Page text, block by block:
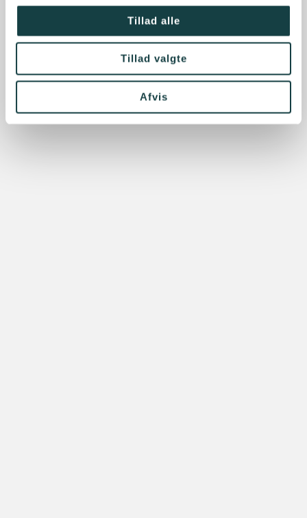
Tillad alle
Tillad valgte
Afvis